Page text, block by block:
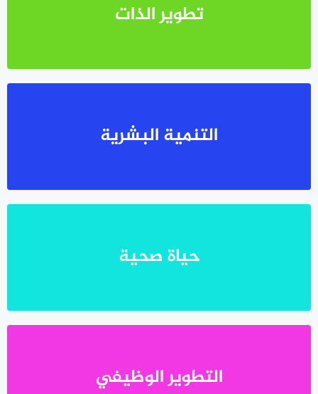
تطوير الذات
التنمية البشرية
حياة صحية
التطوير الوظيفي